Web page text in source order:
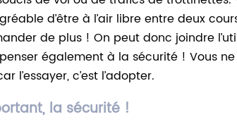
d’être à l’air libre entre deux
de plus ! On peut donc joindre
également à la sécurité ! Vous
l’essayer, c’est l’adopter.
la sécurité !